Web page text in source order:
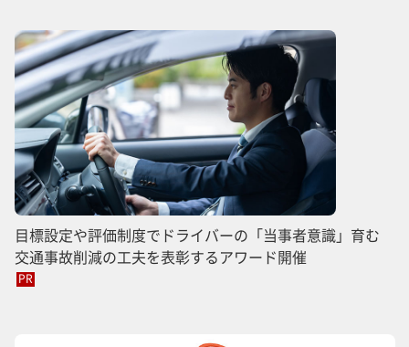
目標設定や評価制度でドライバーの「当事者意識」育む
交通事故削減の工夫を表彰するアワード開催
PR